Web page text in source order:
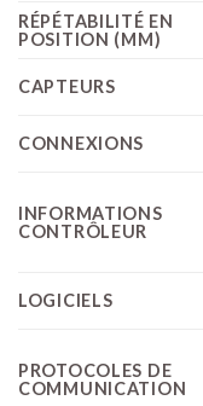
RÉPÉTABILITÉ EN
POSITION (MM)
CAPTEURS
CONNEXIONS
INFORMATIONS
CONTRÔLEUR
LOGICIELS
PROTOCOLES DE
COMMUNICATION